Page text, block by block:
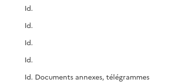
Id.
Id.
Id.
Id.
Id. Documents annexes, télégrammes